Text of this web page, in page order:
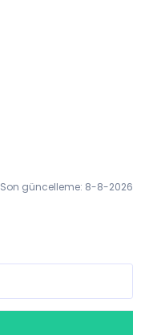
Son güncelleme: 8-8-2026